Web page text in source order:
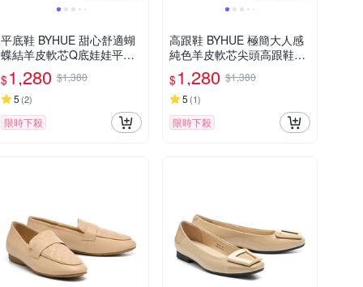
平底鞋 BYHUE 甜心舒適蝴
蝶結羊皮軟芯Q底娃娃平底
鞋－藍
$1,280 $1,380
5 (2)
限時下殺
高跟鞋 BYHUE 極簡大人感
純色羊皮軟芯尖頭高跟鞋－
$1,280 $1,380
5 (1)
限時下殺